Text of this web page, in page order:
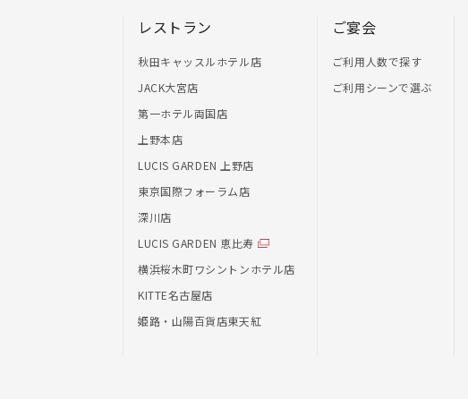
レストラン
秋田キャッスルホテル店
JACK大宮店
第一ホテル両国店
上野本店
LUCIS GARDEN 上野店
東京国際フォーラム店
深川店
LUCIS GARDEN 恵比寿
横浜桜木町ワシントンホテル店
KITTE名古屋店
姫路・山陽百貨店東天紅
ご宴会
ご利用人数で探す
ご利用シーンで選ぶ